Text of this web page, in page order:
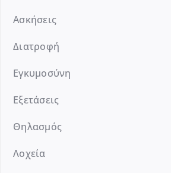
Ασκήσεις
Διατροφή
Εγκυμοσύνη
Εξετάσεις
Θηλασμός
Λοχεία